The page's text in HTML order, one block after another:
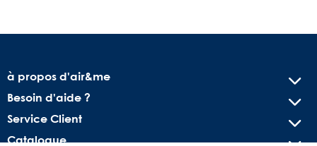
à propos d'air&me
Besoin d'aide ?
Service Client
Catalogue